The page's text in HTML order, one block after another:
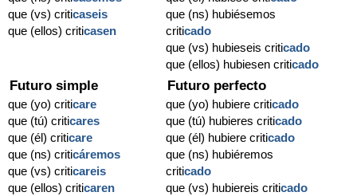
que (vs) criticaseis
que (ellos) criticasen
que (ns) hubiésemos
criticado
que (vs) hubieseis criticado
que (ellos) hubiesen criticado
Futuro simple
que (yo) criticare
que (tú) criticares
que (él) criticare
que (ns) criticáremos
que (vs) criticareis
que (ellos) criticaren
Futuro perfecto
que (yo) hubiere criticado
que (tú) hubieres criticado
que (él) hubiere criticado
que (ns) hubiéremos
criticado
que (vs) hubiereis criticado